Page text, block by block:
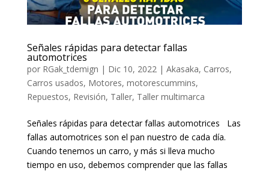
Señales rápidas para detectar fallas
automotrices
por RGak_tdemign | Dic 10, 2022 | Akasaka, Carros,
Carros usados, Motores, motorescummins,
Repuestos, Revisión, Taller, Taller multimarca
Señales rápidas para detectar fallas automotrices Las
fallas automotrices son el pan nuestro de cada día.
Cuando tenemos un carro, y más si lleva mucho
tiempo en uso, debemos comprender que las fallas